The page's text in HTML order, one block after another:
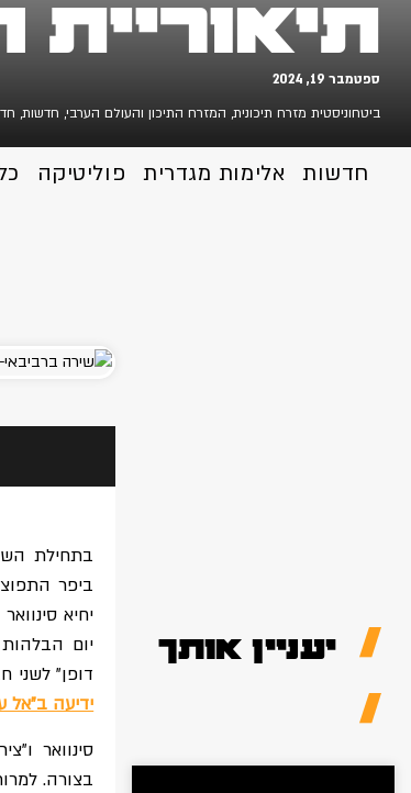
ספטמבר 19, 2024
ביטחוניסטית מזרח תיכונית, המזרח התיכון והעולם הערבי, חדשות,
חדשות אלימות מגדרית פוליטיקה
יעניין אותך
בתחילת
ביפר
יחיא
דופן" לשני
ידיעה ב"אל
סינוואר
בצורה.